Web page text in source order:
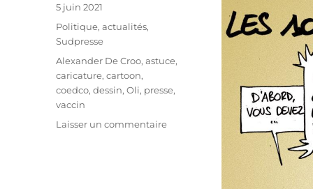
Publié
5 juin 2021
Catégories
Politique, actualités,
Sudpresse
Étiquettes
Alexander De Croo,astuce,
caricature,cartoon,
coedco,dessin,Oli, presse,
vaccin
Laisser un commentairesur